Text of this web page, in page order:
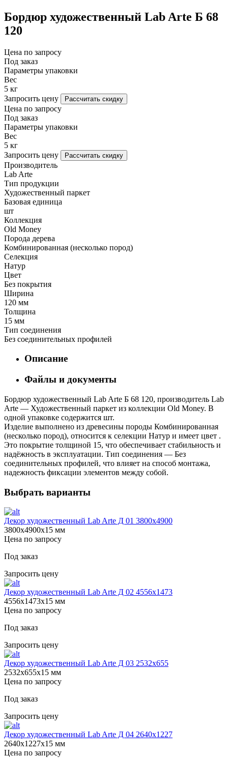
Бордюр художественный Lab Arte Б 68
120
Цена по запросу
Под заказ
Параметры упаковки
Вес
5 кг
Запросить цену
Рассчитать скидку
Цена по запросу
Под заказ
Параметры упаковки
Вес
5 кг
Запросить цену
Рассчитать скидку
Производитель
Lab Arte
Тип продукции
Художественный паркет
Базовая единица
шт
Коллекция
Old Money
Порода дерева
Комбинированная (несколько пород)
Селекция
Натур
Цвет
Без покрытия
Ширина
120 мм
Толщина
15 мм
Тип соединения
Без соединительных профилей
Описание
Файлы и документы
Бордюр художественный Lab Arte Б 68 120, производитель Lab
Arte — Художественный паркет из коллекции Old Money. В
одной упаковке содержится шт.
Изделие выполнено из древесины породы Комбинированная
(несколько пород), относится к селекции Натур и имеет цвет .
Это покрытие толщиной 15, что обеспечивает стабильность и
надёжность в эксплуатации. Тип соединения — Без
соединительных профилей, что влияет на способ монтажа,
надежность фиксации элементов между собой.
Выбрать варианты
Декор художественный Lab Arte Д 01 3800х4900
3800х4900х15 мм
Цена по запросу
Под заказ
Запросить цену
Декор художественный Lab Arte Д 02 4556x1473
4556х1473х15 мм
Цена по запросу
Под заказ
Запросить цену
Декор художественный Lab Arte Д 03 2532x655
2532х655х15 мм
Цена по запросу
Под заказ
Запросить цену
Декор художественный Lab Arte Д 04 2640х1227
2640х1227х15 мм
Цена по запросу